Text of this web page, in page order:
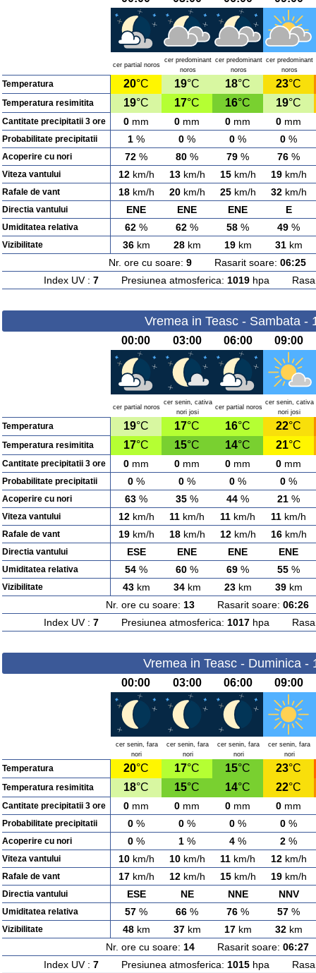
cer partial noros
cer predominant
noros
cer predominant
noros
cer predominant
noros
Temperatura 20°C 19°C 18°C 23°C
Temperatura resimitita 19°C 17°C 16°C 19°C
Cantitate precipitatii 3 ore 0 mm 0 mm 0 mm 0 mm
Probabilitate precipitatii 1 % 0 % 0 % 0 %
Acoperire cu nori 72 % 80 % 79 % 76 %
Viteza vantului 12km/h 13km/h 15km/h 19km/h
Rafale de vant 18km/h 20km/h 25km/h 32km/h
Directia vantului ENE ENE ENE E
Umiditatea relativa 62 % 62 % 58 % 49 %
Vizibilitate 36km 28km 19km 31km
Nr. ore cu soare: 9Rasarit soare: 06:25
Index UV : 7Presiunea atmosferica: 1019hpa
Vremea in Teasc - Sambata -
00:00 03:00 06:00 09:00
cer partial noros
cer senin, cativa
nori josi
cer partial noros
cer senin, cativa
nori josi
Temperatura 19°C 17°C 16°C 22°C
Temperatura resimitita 17°C 15°C 14°C 21°C
Cantitate precipitatii 3 ore 0 mm 0 mm 0 mm 0 mm
Probabilitate precipitatii 0 % 0 % 0 % 0 %
Acoperire cu nori 63 % 35 % 44 % 21 %
Viteza vantului 12km/h 11 km/h 11 km/h 11 km/h
Rafale de vant 19km/h 18km/h 12km/h 16km/h
Directia vantului ESE ENE ENE ENE
Umiditatea relativa 54 % 60 % 69 % 55 %
Vizibilitate 43km 34km 23km 39km
Nr. ore cu soare: 13Rasarit soare: 06:26
Index UV : 7Presiunea atmosferica: 1017hpa
Vremea in Teasc - Duminica -
00:00 03:00 06:00 09:00
cer senin, fara
nori
cer senin, fara
nori
cer senin, fara
nori
cer senin, fara
nori
Temperatura 20°C 17°C 15°C 23°C
Temperatura resimitita 18°C 15°C 14°C 22°C
Cantitate precipitatii 3 ore 0 mm 0 mm 0 mm 0 mm
Probabilitate precipitatii 0 % 0 % 0 % 0 %
Acoperire cu nori 0 % 1 % 4 % 2 %
Viteza vantului 10km/h 10km/h 11 km/h 12km/h
Rafale de vant 17km/h 12km/h 15km/h 19km/h
Directia vantului ESE NE NNE NNV
Umiditatea relativa 57 % 66 % 76 % 57 %
Vizibilitate 48km 37km 17km 32km
Nr. ore cu soare: 14Rasarit soare: 06:27
Index UV : 7Presiunea atmosferica: 1015hpa